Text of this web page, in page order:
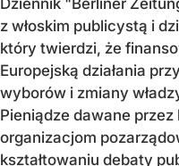
z włoskim publicystą i
który twierdzi, że
Europejską działania
wyborów i zmiany
Pieniądze dawane
organizacjom
kształtowaniu debaty